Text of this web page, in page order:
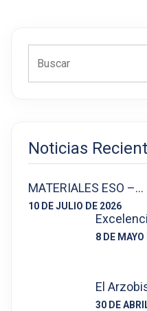
Noticias
MATERIALES ESO –…
10 DE JULIO DE 2026
8 DE
El
30 DE